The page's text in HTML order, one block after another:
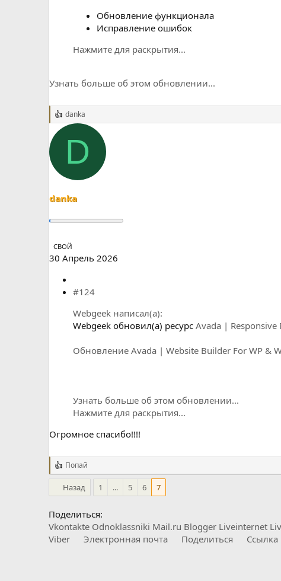
Обновление функционала
Исправление ошибок
Нажмите для раскрытия...
Узнать больше об этом обновлении...
Р
а
и
и
danka
D
danka
СВОЙ
30 Апрель 2026
#124
Webgeek написал(а):
Webgeek обновил(а) ресурс Avada | Responsive
Обновление Avada | Website Builder For WP &
Узнать больше об этом обновлении...
Нажмите для раскрытия...
Огромное спасибо!!!!
Р
е
к
и
и
:
Попай
Назад 1 ... 5 6 7
Поделиться:
Vkontakte Odnoklassniki Mail.ru Blogger Liveinternet
Viber
Электронная почта Поделиться Ссылка